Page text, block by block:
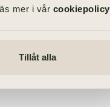
mer i vår cookiepolicy
Tillåt alla